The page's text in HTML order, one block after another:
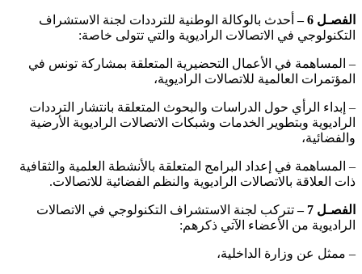
الفصـل 6 –
أحدث بالوكالة الوطنية للترددات لجنة الاستشراف
التكنولوجي في الاتصالات الراديوية والتي تتولى خاصة:
– المساهمة في الأعمال التحضيرية المتعلقة بمشاركة تونس في
المؤتمرات العالمية للاتصالات الراديوية،
– إبداء الرأي حول الدراسات والبحوث المتعلقة بانتشار الترددات
الراديوية وبتطوير الخدمات وشبكات الاتصالات الراديوية الأرضية
والفضائية،
– المساهمة في إعداد البرامج المتعلقة بالأنشطة العلمية والثقافية
ذات العلاقة بالاتصالات الراديوية والنظم الفضائية للاتصالات.
الفصـل 7 –
تتركب لجنة الاستشراف التكنولوجي في الاتصالات
الراديوية من الأعضاء الآتي ذكرهم:
– ممثل عن وزارة الداخلية،